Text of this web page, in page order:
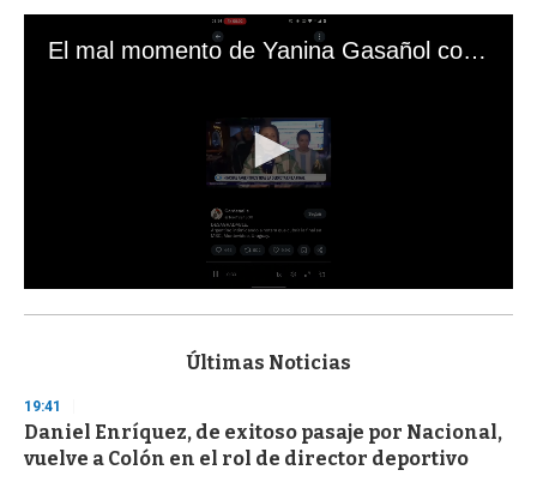
El mal momento de Yanina Gasañol con un hincha argentino en "Subrayado"
s
d
s
o
f
Últimas Noticias
19:41
Daniel Enríquez, de exitoso pasaje por Nacional,
vuelve a Colón en el rol de director deportivo